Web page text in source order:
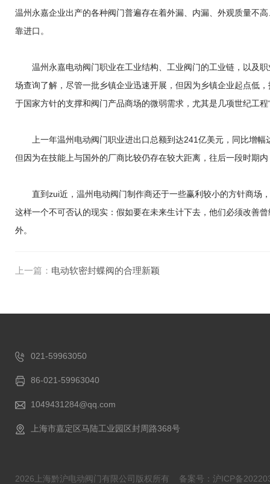
温州永嘉企业出产的各种阀门普遍存在着外漏、内漏、外观质量不
靠进口。
温州永嘉电动阀门职业在工业结构、工业阀门的工业链，以及职
场查询了解，尽管一批乡镇企业迅速开展，但因为乡镇企业起点低
于国家方针的支撑和阀门产品商场的微弱需求，尤其是几项世纪工
上一年温州电动阀门职业进出口总额到达241亿美元，同比增幅
但因为在技能上与国外的厂商比较仍存在较大距离，往后一段时期
直到zui近，温州电动阀门制作商还于一些赢利较小的方针商场，
这样一个不可否认的现实：假如要在未来生计下去，他们必须改善
外。
上一篇： 电动软密封蝶阀的合理新颖
021-59963050
86-021-59963040
1049431284@qq.com
上海市嘉定区马陆工业园区封周路368号
2026上海黔沪电动阀门有限公司版权所有 备案号：沪ICP备